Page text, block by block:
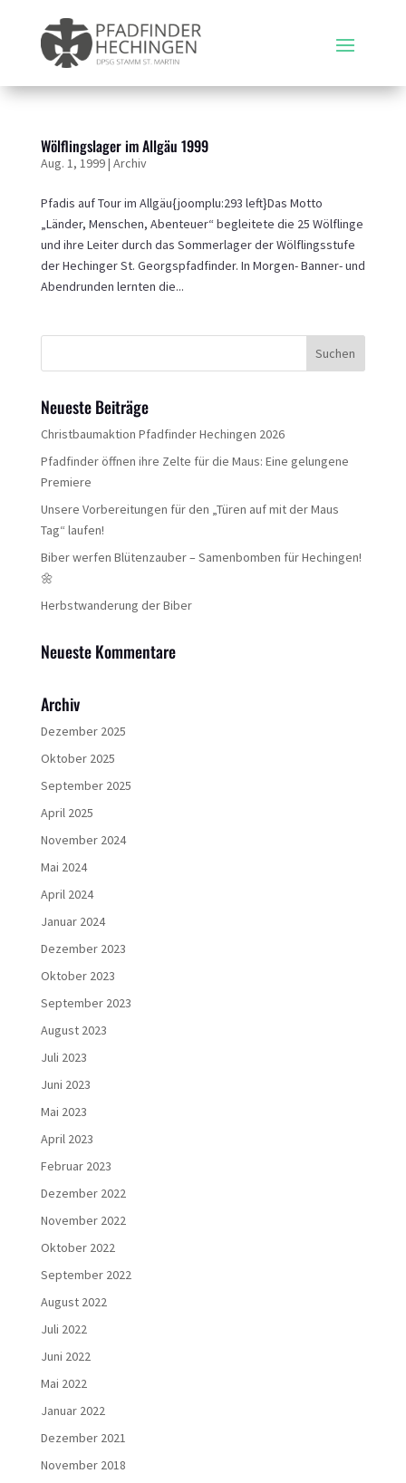
Wölflingslager im Allgäu 1999
Aug. 1, 1999| Archiv
Pfadis auf Tour im Allgäu{joomplu:293 left}Das Motto
„Länder, Menschen, Abenteuer“ begleitete die 25 Wölflinge
und ihre Leiter durch das Sommerlager der Wölflingsstufe
der Hechinger St. Georgspfadfinder. In Morgen- Banner- und
Abendrunden lernten die...
Neueste Beiträge
Christbaumaktion Pfadfinder Hechingen 2026
Pfadfinder öffnen ihre Zelte für die Maus: Eine gelungene
Premiere
Unsere Vorbereitungen für den „Türen auf mit der Maus
Tag“ laufen!
Biber werfen Blütenzauber – Samenbomben für Hechingen!
🌼
Herbstwanderung der Biber
Neueste Kommentare
Archiv
Dezember 2025
Oktober 2025
September 2025
April 2025
November 2024
Mai 2024
April 2024
Januar 2024
Dezember 2023
Oktober 2023
September 2023
August 2023
Juli 2023
Juni 2023
Mai 2023
April 2023
Februar 2023
Dezember 2022
November 2022
Oktober 2022
September 2022
August 2022
Juli 2022
Juni 2022
Mai 2022
Januar 2022
Dezember 2021
November 2018